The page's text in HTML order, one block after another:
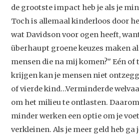
de grootste impact heb je als je
Toch is allemaal kinderloos door
wat Davidson voor ogen heeft,
überhaupt groene keuzes maken
mensen die na mij komen?" Eén of
krijgen kan je mensen niet
of vierde kind...Verminderde
om het milieu te ontlasten.
minder werken een optie om je
verkleinen. Als je meer geld heb ga